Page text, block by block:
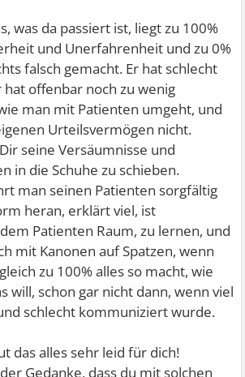
was da passiert ist, liegt zu 100%
und Unerfahrenheit und zu 0%
falsch gemacht. Er hat schlecht
offenbar noch zu wenig
man mit Patienten umgeht, und
Urteilsvermögen nicht.
seine Versäumnisse und
in die Schuhe zu schieben.
man seinen Patienten sorgfältig
heran, erklärt viel, ist
Patienten Raum, zu lernen, und
mit Kanonen auf Spatzen, wenn
zu 100% alles so macht, wie
will, schon gar nicht dann, wenn viel
schlecht kommuniziert wurde.
das alles sehr leid für dich!
Gedanke, dass du mit solchen